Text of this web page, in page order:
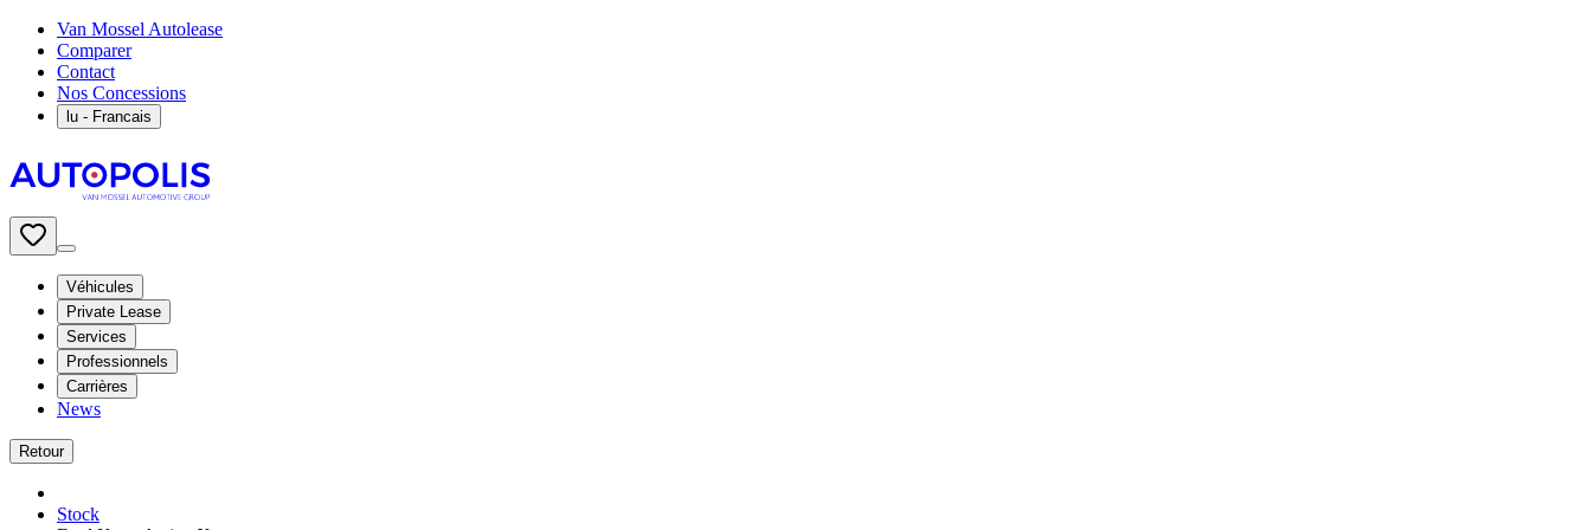
Van Mossel Autolease
Comparer
Contact
Nos Concessions
lu - Francais
Véhicules
Private Lease
Services
Professionnels
Carrières
News
Retour
Stock